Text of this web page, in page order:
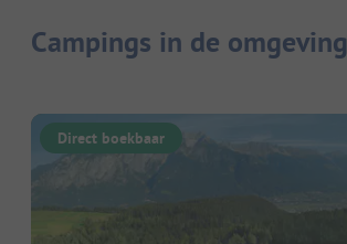
Campings in de omgeving
Direct boekbaar